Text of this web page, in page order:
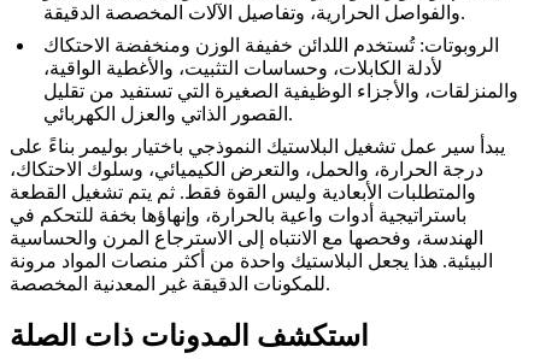
والفواصل الحرارية، وتفاصيل الآلات المخصصة الدقيقة.
الروبوتات: تُستخدم اللدائن خفيفة الوزن ومنخفضة الاحتكاك
لأدلة الكابلات، وحساسات التثبيت، والأغطية الواقية،
والمنزلقات، والأجزاء الوظيفية الصغيرة التي تستفيد من تقليل
القصور الذاتي والعزل الكهربائي.
يبدأ سير عمل تشغيل البلاستيك النموذجي باختيار بوليمر بناءً على
درجة الحرارة، والحمل، والتعرض الكيميائي، وسلوك الاحتكاك،
والمتطلبات الأبعادية وليس القوة فقط. ثم يتم تشغيل القطعة
باستراتيجية أدوات واعية بالحرارة، وإنهاؤها بخفة للتحكم في
الهندسة، وفحصها مع الانتباه إلى الاسترجاع المرن والحساسية
البيئية. هذا يجعل البلاستيك واحدة من أكثر منصات المواد مرونة
للمكونات الدقيقة غير المعدنية المخصصة.
استكشف المدونات ذات الصلة